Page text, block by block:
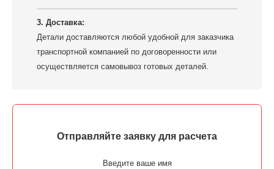
3. Доставка:
Детали доставляются любой удобной для заказчика
транспортной компанией по договоренности или
осуществляется самовывоз готовых деталей.
Отправляйте заявку для расчета
Введите ваше имя